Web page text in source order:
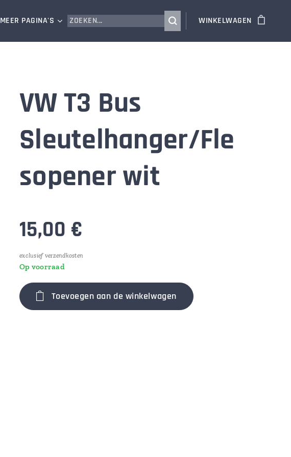
MEER PAGINA'S WINKELWAGEN
VW T3 Bus
Sleutelhanger/Fle
sopener wit
15,00 €
exclusief verzendkosten
Op voorraad
Toevoegen aan de winkelwagen